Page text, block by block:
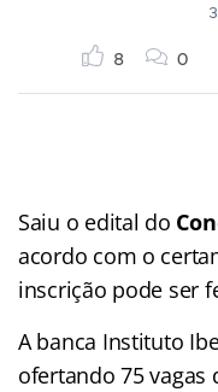
8 0
Saiu o edital do
acordo com o
inscrição pode ser
A banca Instituto
ofertando 75 vagas